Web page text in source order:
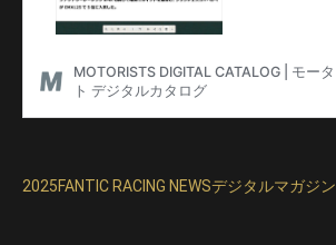
2025FANTIC RACING NEWSデジタルマガジン